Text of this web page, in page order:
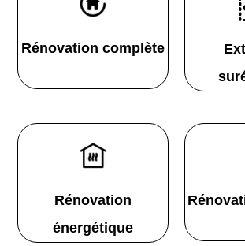
Rénovation complète
Rénovation
énergétique